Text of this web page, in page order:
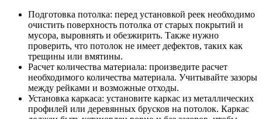
Подготовка потолка: перед установкой реек необходимо
очистить поверхность потолка от старых покрытий и
мусора, выровнять и обезжирить. Также нужно
проверить, что потолок не имеет дефектов, таких как
трещины или вмятины.
Расчет количества материала: произведите расчет
необходимого количества материала. Учитывайте зазоры
между рейками и возможные отходы.
Установка каркаса: установите каркас из металлических
профилей или деревянных брусков на потолок. Каркас